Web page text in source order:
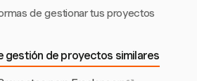
de gestionar tus proyectos
gestión de proyectos similares